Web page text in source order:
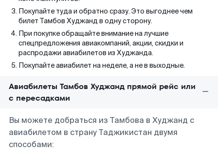
Покупайте туда и обратно сразу. Это выгоднее чем
билет Тамбов Худжанд в одну сторону.
При покупке обращайте внимание на лучшие
спецпредложения авиакомпаний, акции, скидки и
распродажи авиабилетов из Худжанда.
Покупайте авиабилет на неделе, а не в выходные.
Авиабилеты Тамбов Худжанд прямой рейс или
с пересадками
Вы можете добраться из Тамбова в Худжанд с
авиабилетом в страну Таджикистан двумя
способами: